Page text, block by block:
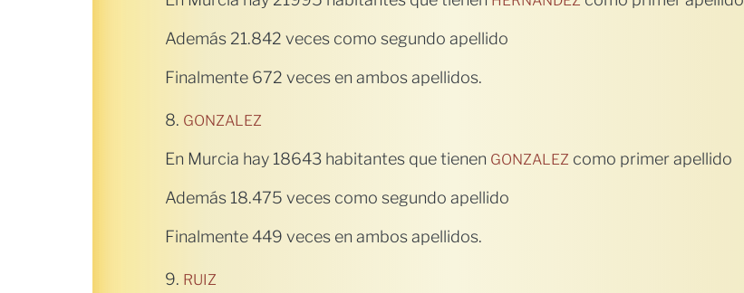
Además 21.842 veces como segundo apellido
Finalmente 672 veces en ambos apellidos.
8. GONZALEZ
En Murcia hay 18643 habitantes que tienen GONZALEZ como primer apellido
Además 18.475 veces como segundo apellido
Finalmente 449 veces en ambos apellidos.
9. RUIZ